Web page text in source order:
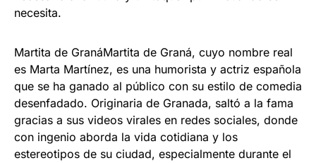
necesita.
Martita de GranáMartita de Graná, cuyo nombre real
es Marta Martínez, es una humorista y actriz española
que se ha ganado al público con su estilo de comedia
desenfadado. Originaria de Granada, saltó a la fama
gracias a sus videos virales en redes sociales, donde
con ingenio aborda la vida cotidiana y los
estereotipos de su ciudad, especialmente durante el